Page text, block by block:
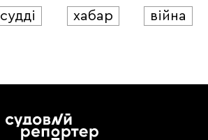
судді хабар війна